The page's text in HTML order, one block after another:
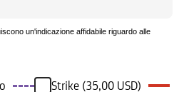
un'indicazione affidabile riguardo alle
Strike (35,00 USD)